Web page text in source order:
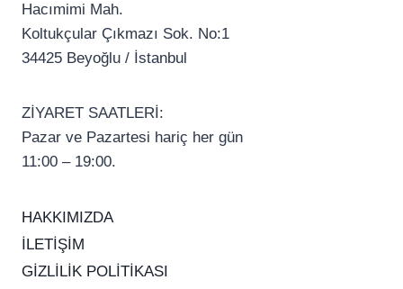
Hacımimi Mah.
Koltukçular Çıkmazı Sok. No:1
34425 Beyoğlu / İstanbul
ZİYARET SAATLERİ:
Pazar ve Pazartesi hariç her gün
11:00 – 19:00.
HAKKIMIZDA
İLETİŞİM
GİZLİLİK POLİTİKASI